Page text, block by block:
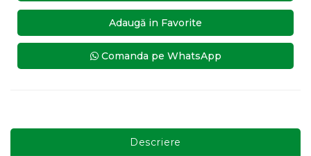
Adaugă in Favorite
Comanda pe WhatsApp
Descriere